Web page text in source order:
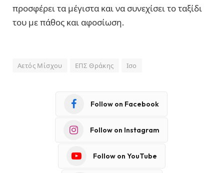
προσφέρει τα μέγιστα και να συνεχίσει το ταξίδι
του με πάθος και αφοσίωση.
Αετός Μίσχου ΕΠΣ Θράκης Ισο
Follow on Facebook
Follow on Instagram
Follow on YouTube